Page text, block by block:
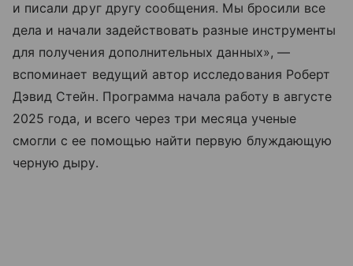
и писали друг другу сообщения. Мы бросили все
дела и начали задействовать разные инструменты
для получения дополнительных данных», —
вспоминает ведущий автор исследования Роберт
Дэвид Стейн. Программа начала работу в августе
2025 года, и всего через три месяца ученые
смогли с ее помощью найти первую блуждающую
черную дыру.